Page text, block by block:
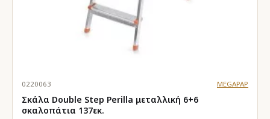
0220063 MEGAPAP
Σκάλα Double Step Perilla μεταλλική 6+6
σκαλοπάτια 137εκ.